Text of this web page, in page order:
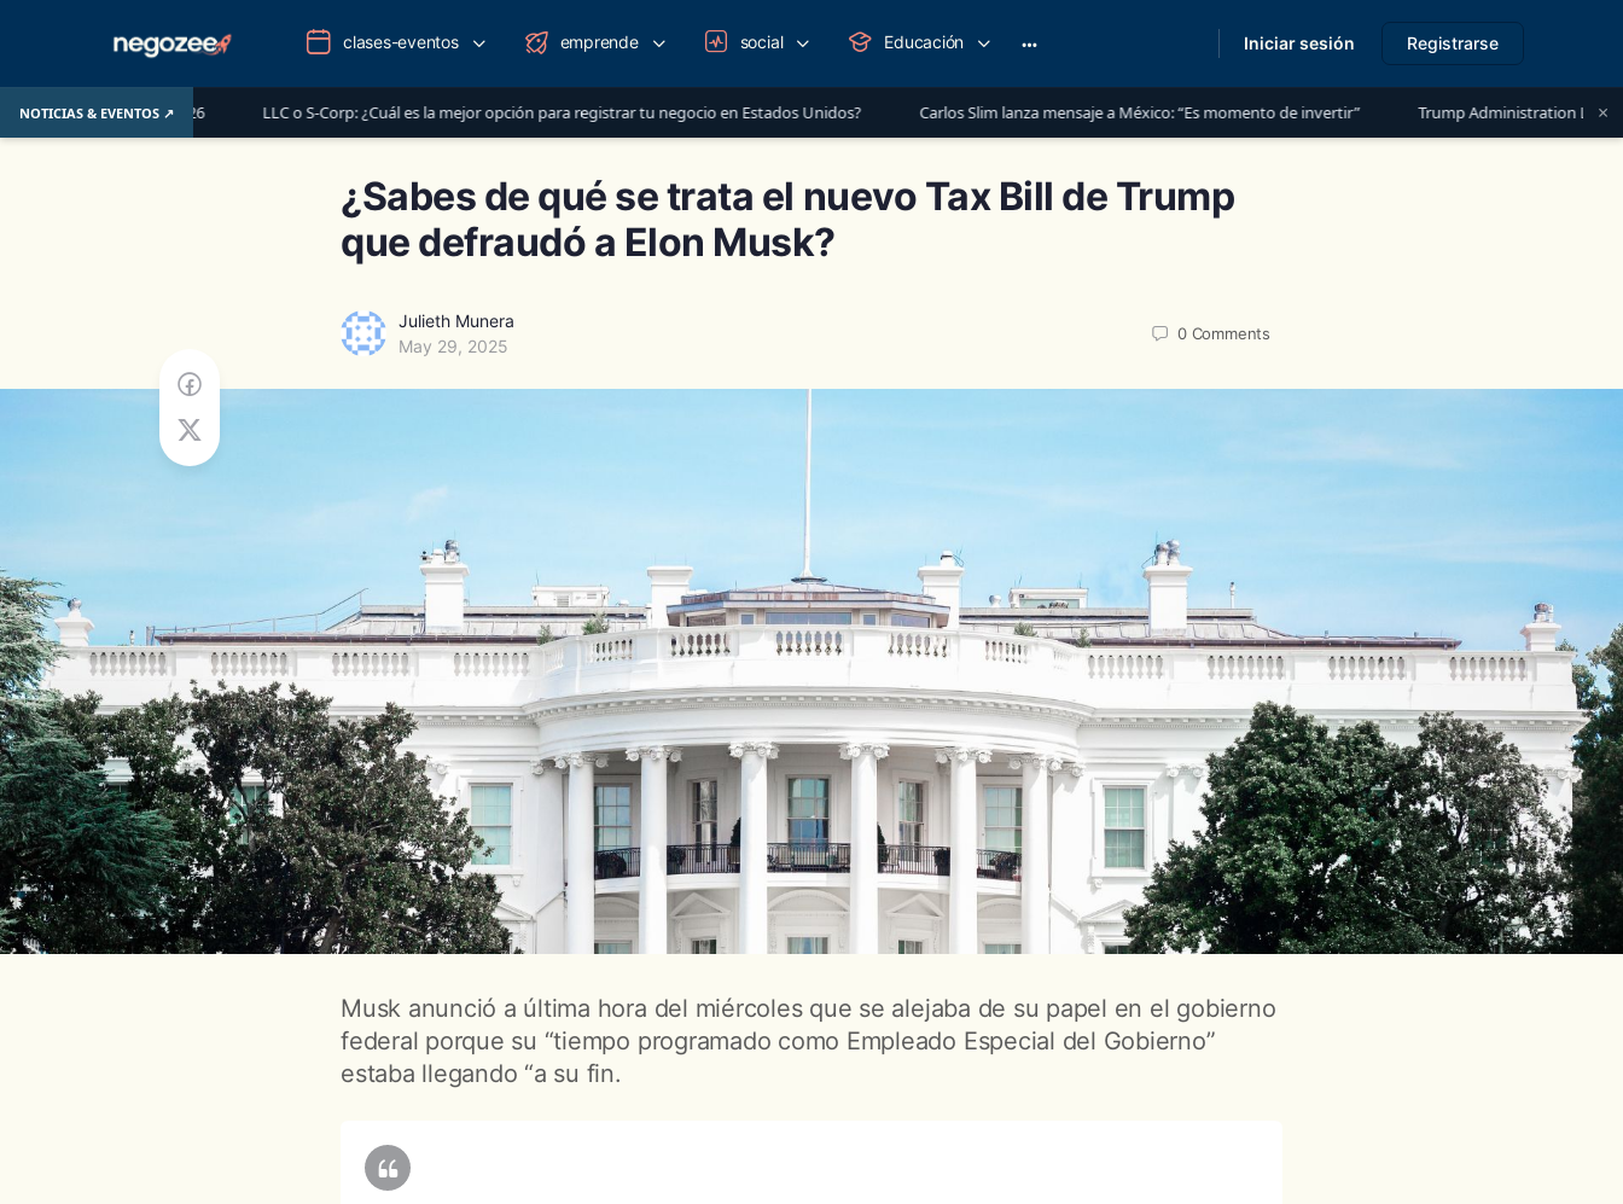
NOTICIAS & EVENTOS ↗
de 2026 LLC o S-Corp: ¿Cuál es la mejor opción para registrar tu negocio en Estados Unidos? Carlos Slim lanza mensaje a México: “Es momento de invertir” Trump Administration Launches “Trump ×
clases-eventos emprende social Educación
options
Iniciar sesión Registrarse
¿Sabes de qué se trata el nuevo Tax Bill de Trump
que defraudó a Elon Musk?
Julieth Munera
May 29, 2025
0 Comments
Musk anunció a última hora del miércoles que se alejaba de su papel en el gobierno
federal porque su “tiempo programado como Empleado Especial del Gobierno”
estaba llegando “a su fin.